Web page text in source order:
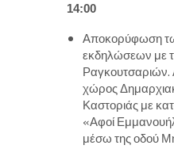
14:00
Αποκορύφωση
εκδηλώσεων με
Ραγκουτσαριών.
χώρος
Καστοριάς με
«Αφοί
μέσω της οδού